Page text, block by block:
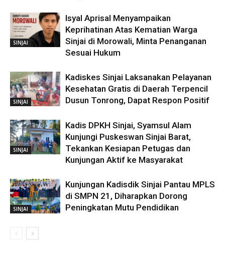
SINJAI
Isyal Aprisal Menyampaikan
Keprihatinan Atas Kematian Warga
Sinjai di Morowali, Minta Penanganan
Sesuai Hukum
SINJAI
Kadiskes Sinjai Laksanakan Pelayanan
Kesehatan Gratis di Daerah Terpencil
Dusun Tonrong, Dapat Respon Positif
SINJAI
Kadis DPKH Sinjai, Syamsul Alam
Kunjungi Puskeswan Sinjai Barat,
Tekankan Kesiapan Petugas dan
Kunjungan Aktif ke Masyarakat
SINJAI
Kunjungan Kadisdik Sinjai Pantau MPLS
di SMPN 21, Diharapkan Dorong
Peningkatan Mutu Pendidikan